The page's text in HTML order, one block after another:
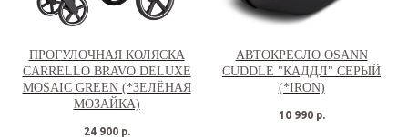
ПРОГУЛОЧНАЯ КОЛЯСКА
CARRELLO BRAVO DELUXE
MOSAIC GREEN (*ЗЕЛЁНАЯ
МОЗАЙКА)
24 900 р.
АВТОКРЕСЛО OSANN
CUDDLE "КАДДЛ" СЕРЫЙ
(*IRON)
10 990 р.